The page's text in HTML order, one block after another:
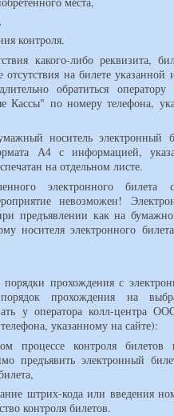
контроля.
какого-либо реквизита,
отсутствия на билете
обратиться оператору
Кассы" по номеру телефона,
носитель электронный
А4 с информацией,
на отдельном листе.
электронного билета
невозможен!
предъявлении как на
носителя электронного
прохождения с
прохождения на
у оператора колл-центра
указанному на сайте):
процессе контроля
предъявить электронный
штрих-кода или введения
контроля билетов.